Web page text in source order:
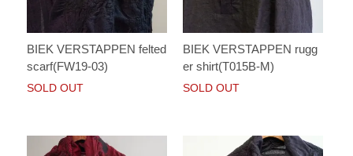
BIEK VERSTAPPEN felted
scarf(FW19-03)
SOLD OUT
BIEK VERSTAPPEN rugg
er shirt(T015B-M)
SOLD OUT